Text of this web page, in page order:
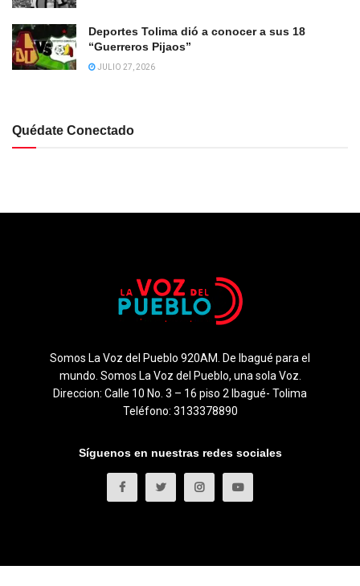
Deportes Tolima dió a conocer a sus 18
“Guerreros Pijaos”
JULIO 27, 2026
Quédate Conectado
Somos La Voz del Pueblo 920AM. De Ibagué para el
mundo. Somos La Voz del Pueblo, una sola Voz.
Direccion: Calle 10 No. 3 – 16 piso 2 Ibagué- Tolima
Teléfono: 3133378890
Síguenos en nuestras redes sociales